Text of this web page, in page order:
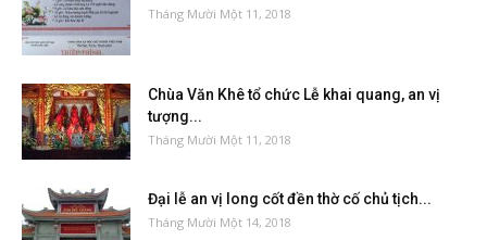
Tháng Mười Một 11, 2018
Chùa Văn Khê tổ chức Lễ khai quang, an vị
tượng...
Tháng Mười Một 11, 2018
Đại lễ an vị long cốt đền thờ cố chủ tịch...
Tháng Mười Một 14, 2018